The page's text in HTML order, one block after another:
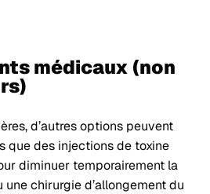
médicaux (non
d’autres options peuvent
que des injections de toxine
diminuer temporairement la
chirurgie d’allongement du